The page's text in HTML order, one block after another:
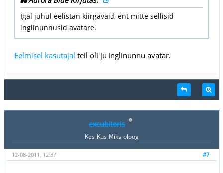
Igal juhul eelistan kiirgavaid, ent mitte sellisid
inglinunnusid avatare.
Eelmisel kasutajal teil oli ju inglinunnu avatar.
excubitoris
Kes-Kus-Miks-oloog
#7
12-08-2011, 12:37